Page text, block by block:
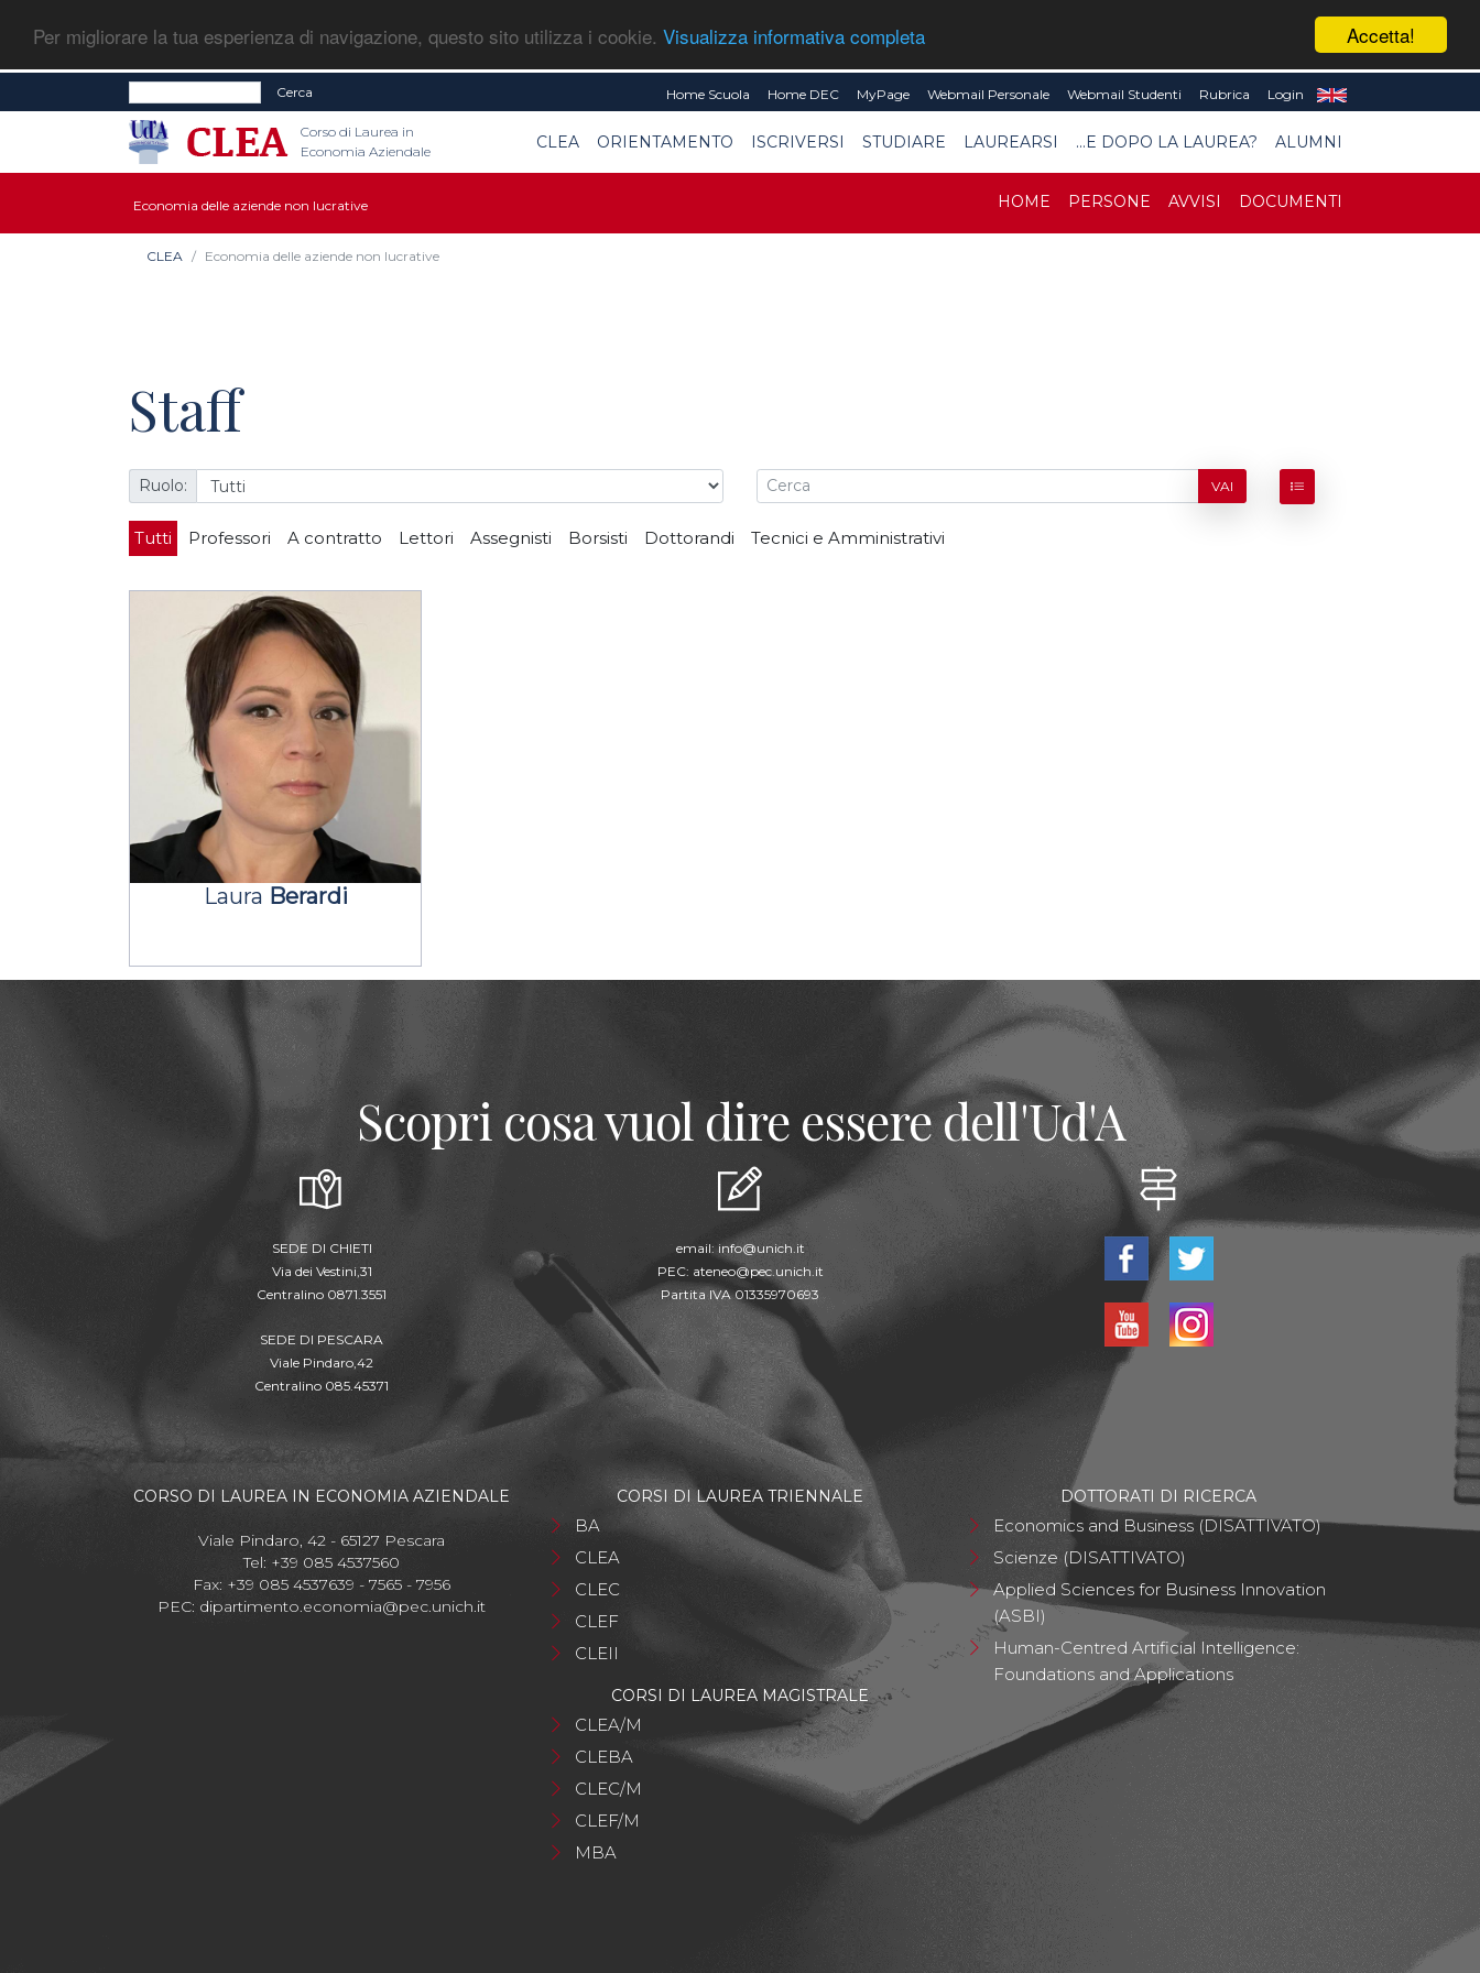
Accetta!
Per migliorare la tua esperienza di navigazione, questo sito utilizza i cookie. Visualizza informativa completa
Cerca Home Scuola Home DEC MyPage Webmail Personale Webmail Studenti Rubrica Login
Corso di Laurea in
Economia Aziendale
CLEA ORIENTAMENTO ISCRIVERSI STUDIARE LAUREARSI ...E DOPO LA LAUREA? ALUMNI
Economia delle aziende non lucrative HOME PERSONE AVVISI DOCUMENTI
CLEA Economia delle aziende non lucrative
Staff
Ruolo: VAI
Tutti Professori A contratto Lettori Assegnisti Borsisti Dottorandi Tecnici e Amministrativi
Laura Berardi
Scopri cosa vuol dire essere dell'Ud'A
SEDE DI CHIETI
Via dei Vestini,31
Centralino 0871.3551
SEDE DI PESCARA
Viale Pindaro,42
Centralino 085.45371
email:info@unich.it
PEC: ateneo@pec.unich.it
Partita IVA 01335970693
CORSO DI LAUREA IN ECONOMIA AZIENDALE
Viale Pindaro, 42 - 65127 Pescara
Tel: +39 085 4537560
Fax: +39 085 4537639 - 7565 - 7956
PEC: dipartimento.economia@pec.unich.it
CORSI DI LAUREA TRIENNALE
BA
CLEA
CLEC
CLEF
CLEII
CORSI DI LAUREA MAGISTRALE
CLEA/M
CLEBA
CLEC/M
CLEF/M
MBA
DOTTORATI DI RICERCA
Economics and Business (DISATTIVATO)
Scienze (DISATTIVATO)
Applied Sciences for Business Innovation
(ASBI)
Human-Centred Artificial Intelligence:
Foundations and Applications